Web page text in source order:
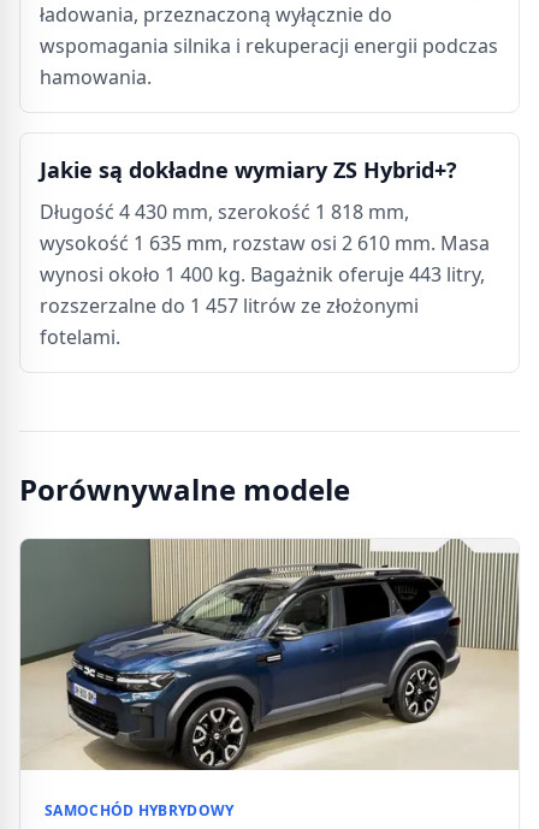
ładowania, przeznaczoną wyłącznie do
wspomagania silnika i rekuperacji energii podczas
hamowania.
Jakie są dokładne wymiary ZS Hybrid+?
Długość 4 430 mm, szerokość 1 818 mm,
wysokość 1 635 mm, rozstaw osi 2 610 mm. Masa
wynosi około 1 400 kg. Bagażnik oferuje 443 litry,
rozszerzalne do 1 457 litrów ze złożonymi
fotelami.
Porównywalne modele
SAMOCHÓD HYBRYDOWY